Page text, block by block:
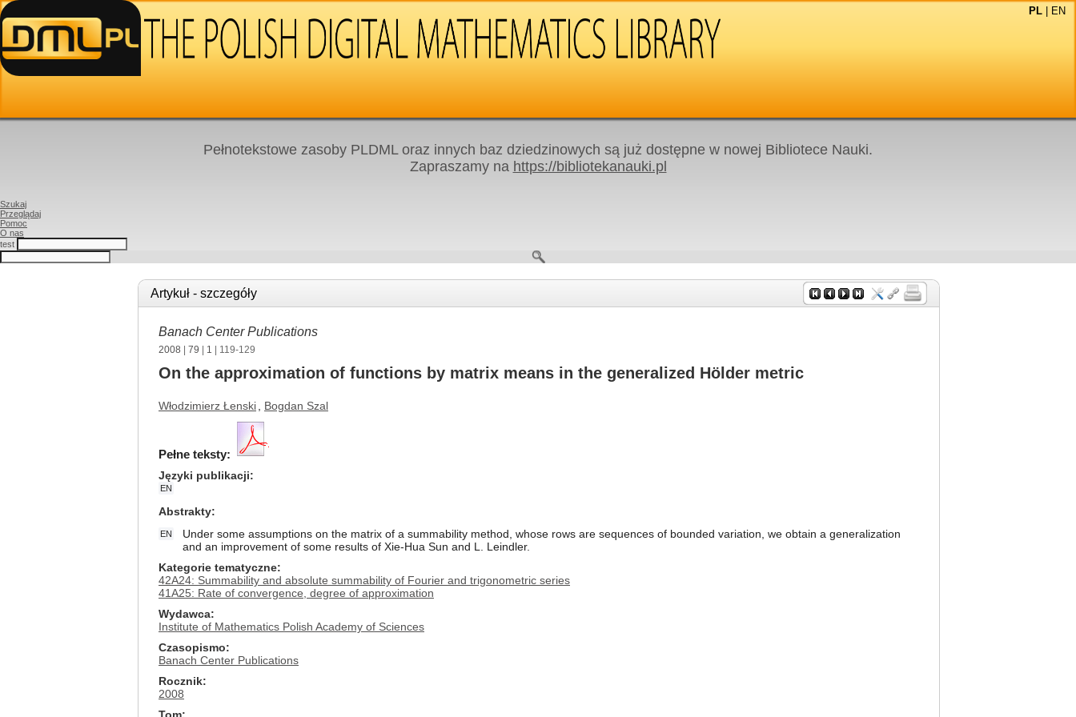
PL EN
Pełnotekstowe zasoby PLDML oraz innych baz dziedzinowych są już dostępne w nowej Bibliotece Nauki.
Zapraszamy na https://bibliotekanauki.pl
Szukaj
Przeglądaj
Pomoc
O nas
test
Artykuł - szczegóły
Banach Center Publications
2008 79 1 | 119-129
On the approximation of functions by matrix means in the generalized Hölder metric
Włodzimierz Łenski Bogdan Szal
Pełne teksty:
Języki publikacji
EN
Abstrakty
EN
Under some assumptions on the matrix of a summability method, whose rows are sequences of bounded variation, we obtain a generalization
and an improvement of some results of Xie-Hua Sun and L. Leindler.
Kategorie tematyczne
42A24: Summability and absolute summability of Fourier and trigonometric series
41A25: Rate of convergence, degree of approximation
Wydawca
Institute of Mathematics Polish Academy of Sciences
Czasopismo
Banach Center Publications
Rocznik
2008